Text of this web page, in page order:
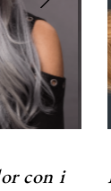
con i